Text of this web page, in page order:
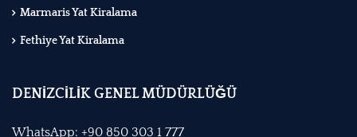
Marmaris Yat Kiralama
Fethiye Yat Kiralama
DENİZCİLİK GENEL MÜDÜRLÜĞÜ
WhatsApp: +90 850 303 1 777